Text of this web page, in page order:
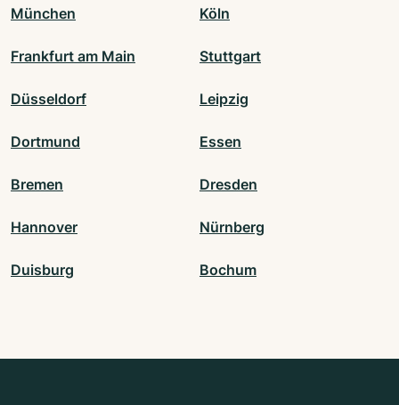
München Köln
Frankfurt am Main Stuttgart
Düsseldorf Leipzig
Dortmund Essen
Bremen Dresden
Hannover Nürnberg
Duisburg Bochum